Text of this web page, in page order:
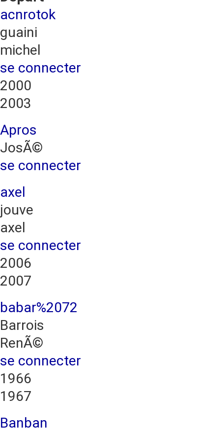
acnrotok
guaini
michel
se connecter
2000
2003
Apros
JosÃ©
se connecter
axel
jouve
axel
se connecter
2006
2007
babar%2072
Barrois
RenÃ©
se connecter
1966
1967
Banban